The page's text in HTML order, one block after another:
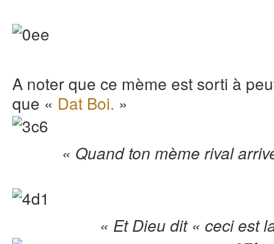
A noter que ce mème est sorti à
que « Dat Boi. »
« Quand ton mème rival
« Et Dieu dit « ceci est